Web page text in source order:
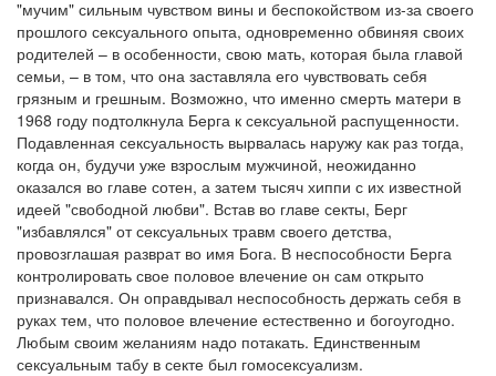
"мучим" сильным чувством вины и беспокойством из-за своего
прошлого сексуального опыта, одновременно обвиняя своих
родителей – в особенности, свою мать, которая была главой
семьи, – в том, что она заставляла его чувствовать себя
грязным и грешным. Возможно, что именно смерть матери в
1968 году подтолкнула Берга к сексуальной распущенности.
Подавленная сексуальность вырвалась наружу как раз тогда,
когда он, будучи уже взрослым мужчиной, неожиданно
оказался во главе сотен, а затем тысяч хиппи с их известной
идеей "свободной любви". Встав во главе секты, Берг
"избавлялся" от сексуальных травм своего детства,
провозглашая разврат во имя Бога. В неспособности Берга
контролировать свое половое влечение он сам открыто
признавался. Он оправдывал неспособность держать себя в
руках тем, что половое влечение естественно и богоугодно.
Любым своим желаниям надо потакать. Единственным
сексуальным табу в секте был гомосексуализм.